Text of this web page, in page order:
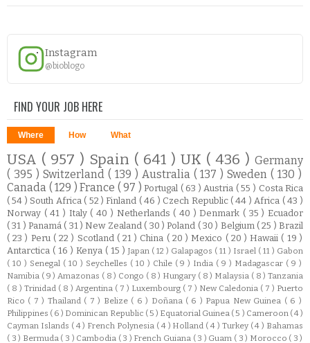
Instagram
@bioblogo
FIND YOUR JOB HERE
Where How What
USA ( 957 ) Spain ( 641 )UK ( 436 )Germany
( 395 ) Switzerland ( 139 ) Australia ( 137 )Sweden( 130 )
Canada ( 129 )France ( 97 )Portugal ( 63 ) Austria ( 55 ) Costa Rica
( 54 ) South Africa ( 52 )Finland ( 46 ) Czech Republic ( 44 ) Africa ( 43 )
Norway ( 41 ) Italy ( 40 ) Netherlands ( 40 )Denmark ( 35 ) Ecuador
( 31 )Panamá ( 31 ) New Zealand ( 30 )Poland ( 30 ) Belgium ( 25 )Brazil
( 23 ) Peru ( 22 ) Scotland ( 21 ) China ( 20 ) Mexico ( 20 )Hawaii ( 19 )
Antarctica ( 16 ) Kenya ( 15 ) Japan ( 12 ) Galapagos ( 11 ) Israel ( 11 ) Gabon
( 10 ) Senegal ( 10 ) Seychelles ( 10 ) Chile ( 9 ) India ( 9 ) Madagascar ( 9 )
Namibia ( 9 ) Amazonas ( 8 ) Congo ( 8 ) Hungary ( 8 ) Malaysia ( 8 ) Tanzania
( 8 ) Trinidad ( 8 ) Argentina ( 7 ) Luxembourg ( 7 ) New Caledonia ( 7 ) Puerto
Rico ( 7 ) Thailand ( 7 ) Belize ( 6 ) Doñana ( 6 ) Papua New Guinea ( 6 )
Philippines ( 6 ) Dominican Republic ( 5 ) Equatorial Guinea ( 5 ) Cameroon ( 4 )
Cayman Islands ( 4 ) French Polynesia ( 4 ) Holland ( 4 ) Turkey ( 4 ) Bahamas
( 3 ) Bermuda ( 3 ) Cambodia ( 3 ) French Guiana ( 3 ) Guam ( 3 ) Morocco ( 3 )